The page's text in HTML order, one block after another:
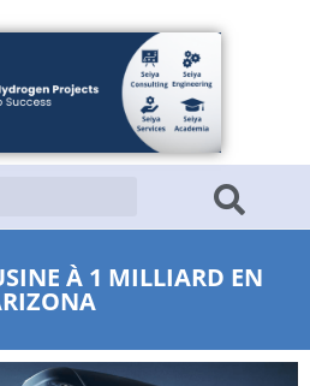
À 1 MILLIARD EN